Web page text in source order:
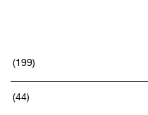
(199)
(44)